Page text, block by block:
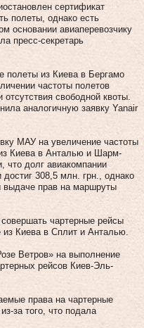
сертификат
полеты, однако есть
основании авиаперевозчику
пресс-секретарь
полеты из Киева в Бергамо
частоты полетов
свободной квоты.
аналогичную заявку Yanair
МАУ на увеличение частоты
Киева в Анталью и Шарм-
долг авиакомпании
308,5 млн. грн., однако
выдаче прав на маршруты
чартерные рейсы
Киева в Сплит и Анталью.
Ветров» на выполнение
рейсов Киев-Эль-
права на чартерные
за того, что подала